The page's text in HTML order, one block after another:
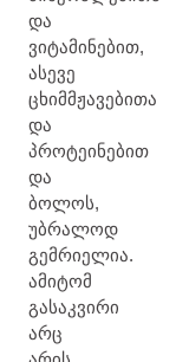
და
ვიტამინებით,
ასევე
ცხიმმჟავებითა
და
პროტეინებით
და
ბოლოს,
უბრალოდ
გემრიელია.
ამიტომ
გასაკვირი
არც